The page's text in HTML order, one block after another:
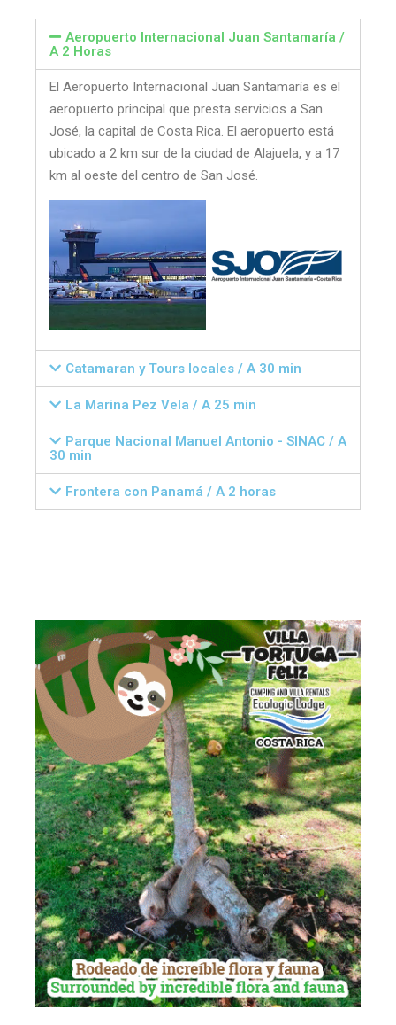
Aeropuerto Internacional Juan Santamaría /
A 2 Horas
El Aeropuerto Internacional Juan Santamaría es el
aeropuerto principal que presta servicios a San
José, la capital de Costa Rica. El aeropuerto está
ubicado a 2 km sur de la ciudad de Alajuela, y a 17
km al oeste del centro de San José.
Catamaran y Tours locales / A 30 min
La Marina Pez Vela / A 25 min
Parque Nacional Manuel Antonio - SINAC / A
30 min
Frontera con Panamá / A 2 horas